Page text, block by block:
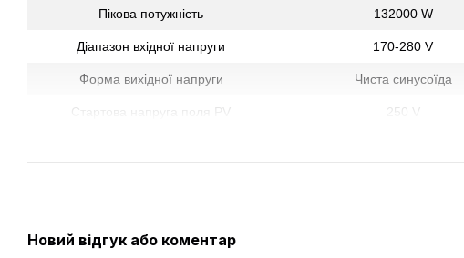
Пікова потужність 132000 W
Діапазон вхідної напруги 170-280 V
Форма вихідної напруги Чиста синусоїда
Стартова напруга поля PV 250 V
Час перемикання
Новий відгук або коментар